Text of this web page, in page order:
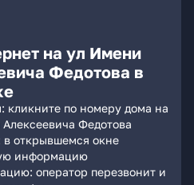
на ул Имени
Федотова в
кликните по номеру дома на
Федотова
в открывшемся окне
информацию
оператор перезвонит и